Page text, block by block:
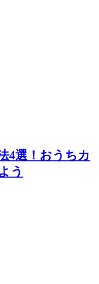
4選！おうちカ
う